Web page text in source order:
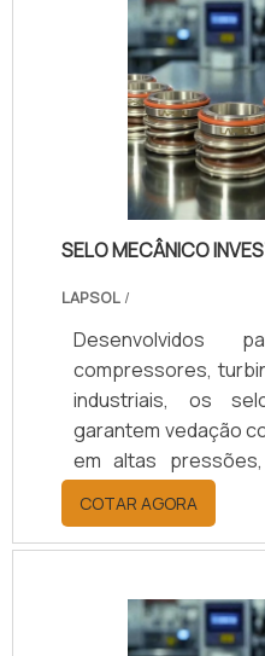
SELO MECÂNICO
LAPSOL /
Desenvolvidos
compressores,
industriais, os
garantem vedação
em altas
elevadas e
Oferecem redução
maior
custo de
segurança.
COTAR AGORA